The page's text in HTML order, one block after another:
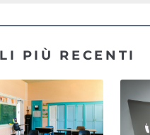
PIÙ RECENTI